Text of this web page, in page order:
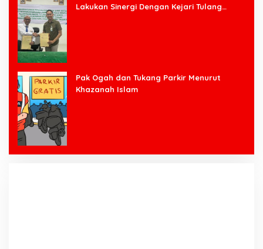
Lakukan Sinergi Dengan Kejari Tulang
Pak Ogah dan Tukang Parkir Menurut
Khazanah Islam